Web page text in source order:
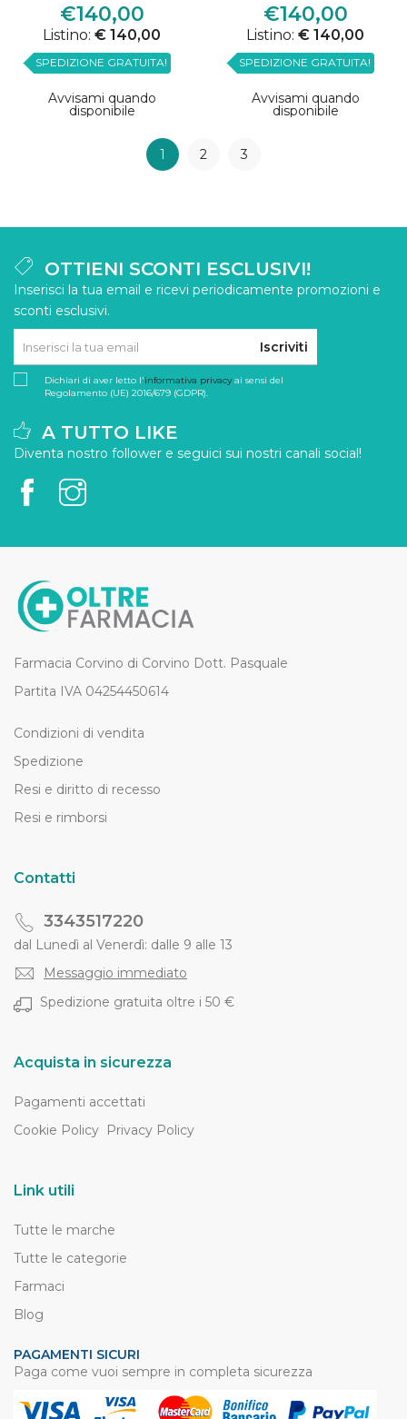
€140,00
Listino: € 140,00
SPEDIZIONE GRATUITA!
Avvisami quando
disponibile
€140,00
Listino: € 140,00
SPEDIZIONE GRATUITA!
Avvisami quando
disponibile
1 2 3
OTTIENI SCONTI ESCLUSIVI!
Inserisci la tua email e ricevi periodicamente promozioni e
sconti esclusivi.
Iscriviti
Dichiari di aver letto l'informativa privacyai sensi del
Regolamento (UE) 2016/679 (GDPR).
A TUTTO LIKE
Diventa nostro follower e seguici sui nostri canali social!
Farmacia Corvino di Corvino Dott. Pasquale
Partita IVA 04254450614
Condizioni di vendita
Spedizione
Resi e diritto di recesso
Resi e rimborsi
Contatti
3343517220
dal Lunedì al Venerdì: dalle 9 alle 13
Messaggio immediato
Spedizione gratuita oltre i 50 €
Acquista in sicurezza
Pagamenti accettati
Cookie Policy Privacy Policy
Link utili
Tutte le marche
Tutte le categorie
Farmaci
Blog
PAGAMENTI SICURI
Paga come vuoi sempre in completa sicurezza